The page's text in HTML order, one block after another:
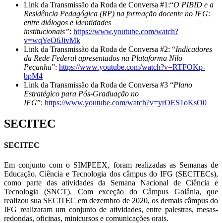
Link da Transmissão da Roda de Conversa #1:“O PIBID e a
Residência Pedagógica (RP) na formação docente no IFG:
entre diálogos e identidades
institucionais”: https://www.youtube.com/watch?
v=wqYeO6JivMk
Link da Transmissão da Roda de Conversa #2: “Indicadores
da Rede Federal apresentados na Plataforma Nilo
Peçanha”: https://www.youtube.com/watch?v=RTFOKp-
bpM4
Link da Transmissão da Roda de Conversa #3 “Plano
Estratégico para Pós-Graduação no
IFG”: https://www.youtube.com/watch?v=yrOES1oKsO0
SECITEC
SECITEC
Em conjunto com o SIMPEEX, foram realizadas as Semanas de
Educação, Ciência e Tecnologia dos câmpus do IFG (SECITECs),
como parte das atividades da Semana Nacional de Ciência e
Tecnologia (SNCT). Com exceção do Câmpus Goiânia, que
realizou sua SECITEC em dezembro de 2020, os demais câmpus do
IFG realizaram um conjunto de atividades, entre palestras, mesas-
redondas, oficinas, minicursos e comunicações orais.